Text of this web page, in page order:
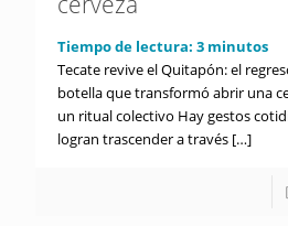
Tiempo de lectura: 3 minutos
Tecate revive el Quitapón: el
botella que transformó abrir una
un ritual colectivo Hay gestos
logran trascender a través[…]